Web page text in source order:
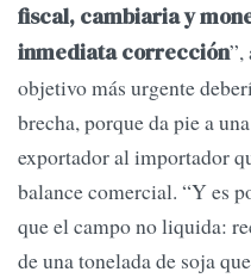
fiscal, cambiaria y
inmediata corrección”,
objetivo más urgente
brecha, porque da pie a
exportador al importador
balance comercial. “Y es
que el campo no liquida:
de una tonelada de soja